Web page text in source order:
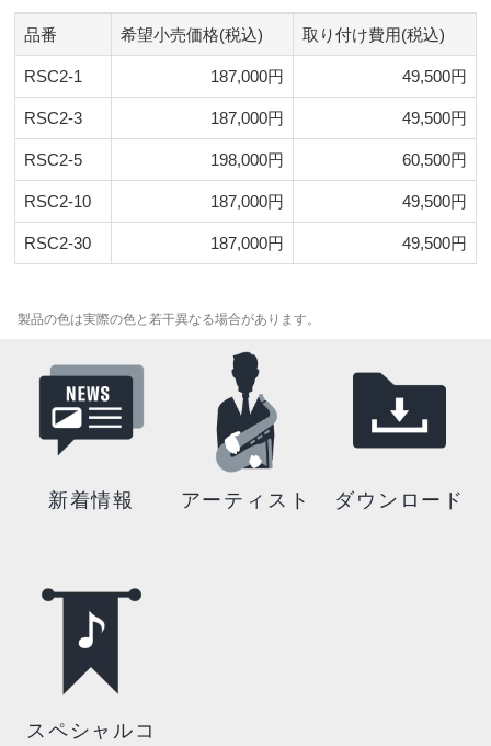
品番 希望小売価格(税込) 取り付け費用(税込)
RSC2-1 187,000円 49,500円
RSC2-3 187,000円 49,500円
RSC2-5 198,000円 60,500円
RSC2-10 187,000円 49,500円
RSC2-30 187,000円 49,500円
製品の色は実際の色と若干異なる場合があります。
新着情報 アーティスト ダウンロード
スペシャルコ